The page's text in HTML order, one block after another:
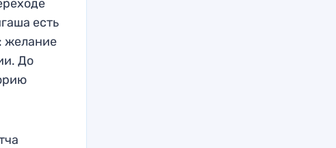
есть
желание
До